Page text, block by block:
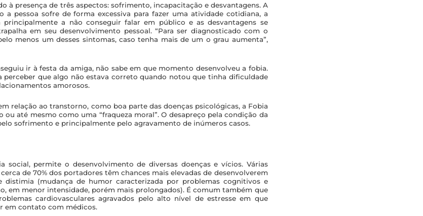
à presença de três aspectos: sofrimento, incapacitação e desvantagens. A
a pessoa sofre de forma excessiva para fazer uma atividade cotidiana, a
principalmente a não conseguir falar em público e as desvantagens se
em seu desenvolvimento pessoal. “Para ser diagnosticado com o
menos um desses sintomas, caso tenha mais de um o grau aumenta”,
ir à festa da amiga, não sabe em que momento desenvolveu a fobia.
perceber que algo não estava correto quando notou que tinha dificuldade
amorosos.
relação ao transtorno, como boa parte das doenças psicológicas, a Fobia
ou até mesmo como uma “fraqueza moral”. O desapreço pela condição da
sofrimento e principalmente pelo agravamento de inúmeros casos.
social, permite o desenvolvimento de diversas doenças e vícios. Várias
de 70% dos portadores têm chances mais elevadas de desenvolverem
distimia (mudança de humor caracterizada por problemas cognitivos e
em menor intensidade, porém mais prolongados). É comum também que
cardiovasculares agravados pelo alto nível de estresse em que
em contato com médicos.